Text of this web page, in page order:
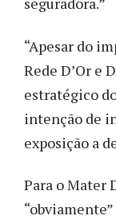
“Apesar do
Rede D’Or e
estratégico
intenção de
exposição a
Para o Mater